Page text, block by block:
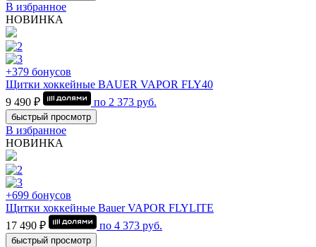
В избранное
НОВИНКА
+379 бонусов
Щитки хоккейные BAUER VAPOR FLY40
9 490 ₽
по 2 373 руб.
быстрый просмотр
В избранное
НОВИНКА
+699 бонусов
Щитки хоккейные Bauer VAPOR FLYLITE
17 490 ₽
по 4 373 руб.
быстрый просмотр